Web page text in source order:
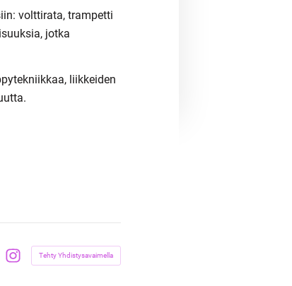
volttirata, trampetti
jotka
liikkeiden
Instagram
Tehty Yhdistysavaimella